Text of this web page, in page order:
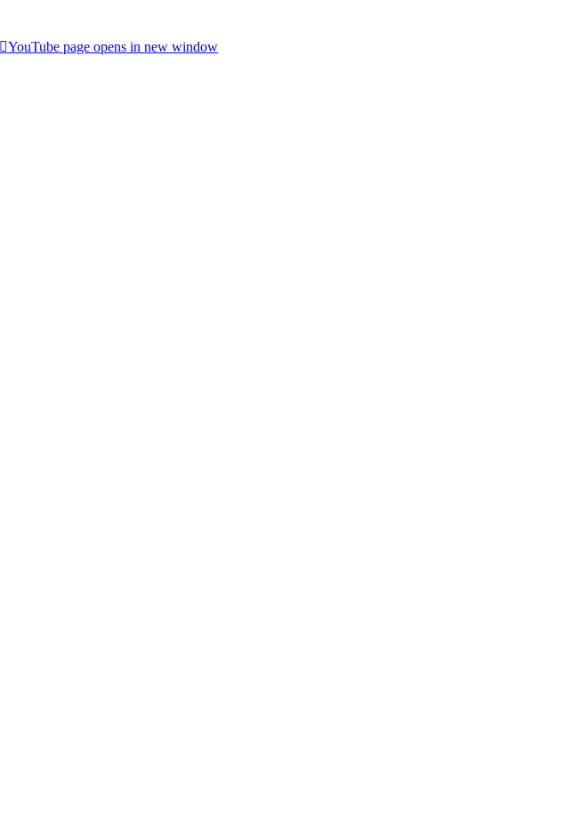
YouTube page opens in new window